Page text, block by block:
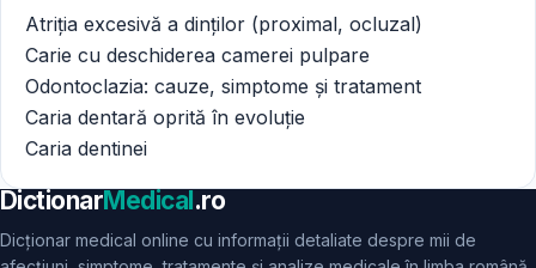
Atriția excesivă a dinților (proximal, ocluzal)
Carie cu deschiderea camerei pulpare
Odontoclazia: cauze, simptome și tratament
Caria dentară oprită în evoluție
Caria dentinei
DictionarMedical.ro
Dicționar medical online cu informații detaliate despre mii de